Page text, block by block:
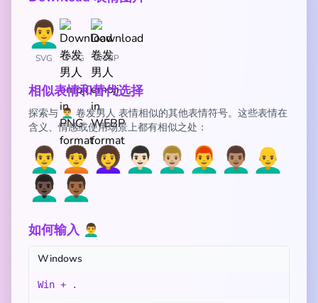
SVG PNG WEBP
相似表情和替代选择
探索与 👨‍🦱 卷发男人 表情相似的其他表情符号。这些表情在
含义、情感或使用场景上都有相似之处：
👨‍🦱 🧑‍🦱 👩‍🦱 👨🏻‍🦱 👨🏼‍🦱 👨‍🦰 👨🏽‍🦱 👨‍🦲
👨🏿‍🦱 👨🏾‍🦱
如何输入 👨‍🦱
Windows
Win + .